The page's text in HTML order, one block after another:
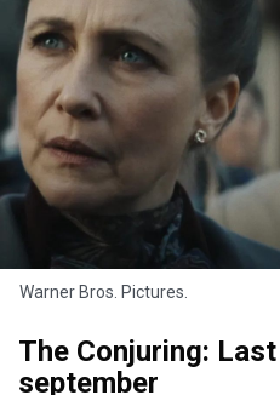
Warner Bros. Pictures.
The Conjuring:
september